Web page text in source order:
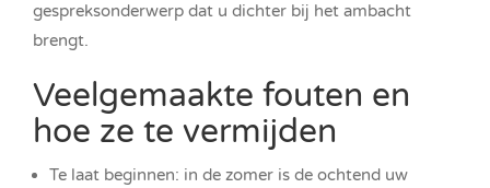
gespreksonderwerp dat u dichter bij het ambacht
brengt.
Veelgemaakte fouten en
hoe ze te vermijden
Te laat beginnen: in de zomer is de ochtend uw